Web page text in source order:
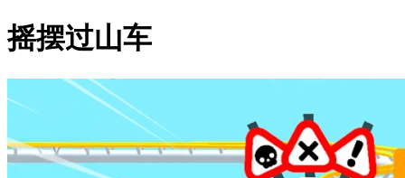
摇摆过山车